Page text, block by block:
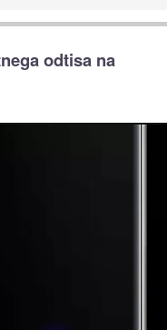
odtisa na